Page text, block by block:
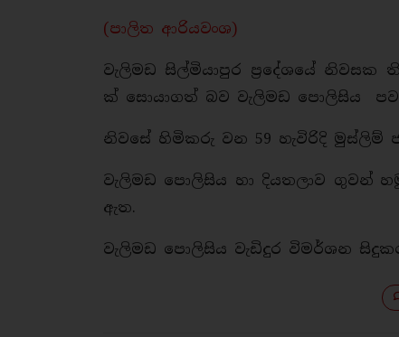
(පාලිත ආරියවංශ)
වැලිමඩ සිල්මියාපුර ප්‍රදේශයේ
ක් සොයාගත් බව වැලිමඩ පොලිසිය
නිවසේ හිමිකරු වන 59 හැවිරිදි මුස්ලිම්
වැලිමඩ පොලිසිය හා දියතලාව ගුවන්
ඇත.
වැලිමඩ පොලිසිය වැඩිදුර විමර්ශන